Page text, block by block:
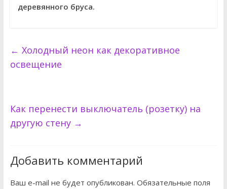
деревянного бруса.
← Холодный неон как декоративное
освещение
Как перенести выключатель (розетку) на
другую стену →
Добавить комментарий
Ваш e-mail не будет опубликован. Обязательные поля